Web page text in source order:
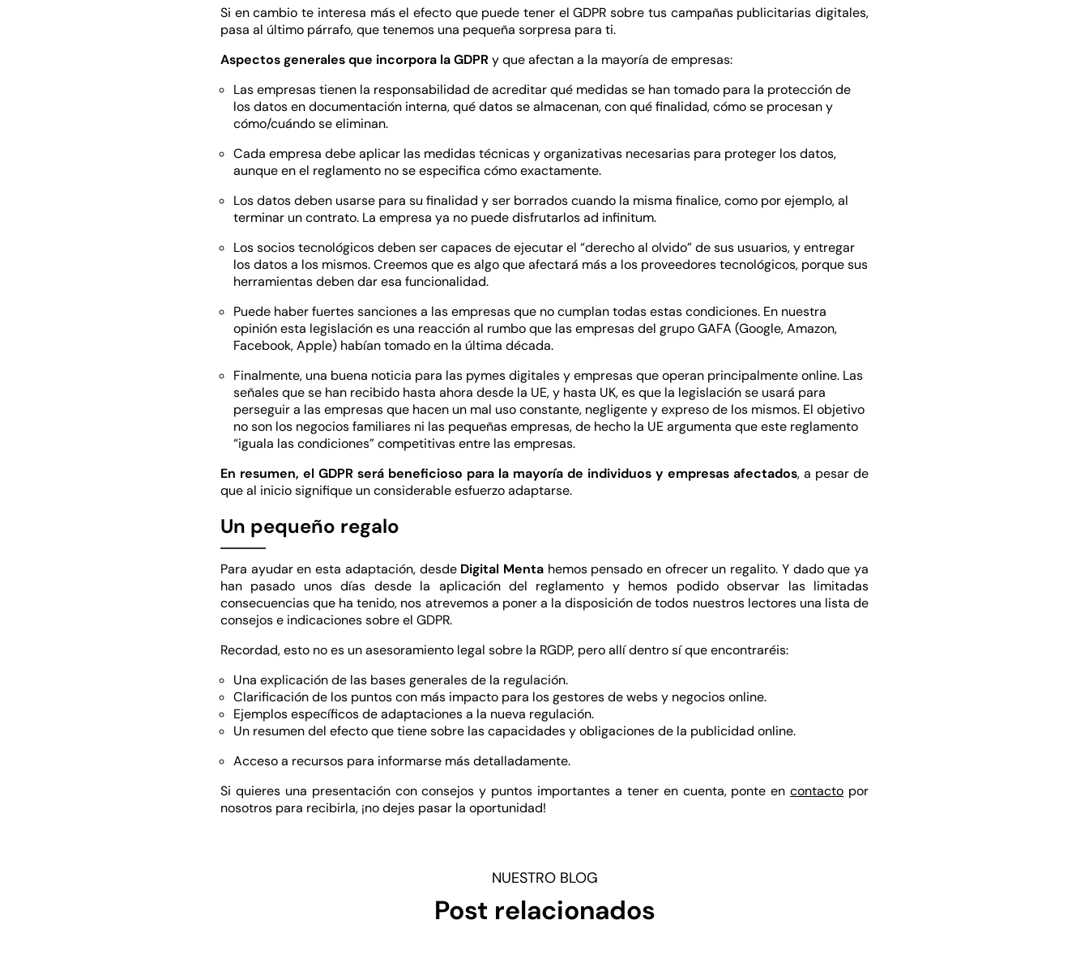
Si en cambio te interesa más el efecto que puede tener el GDPR sobre tus campañas publicitarias digitales,
pasa al último párrafo, que tenemos una pequeña sorpresa para ti.
Aspectos generales que incorpora la GDPRy que afectan a la mayoría de empresas:
Las empresas tienen la responsabilidad de acreditar qué medidas se han tomado para la protección de
los datos en documentación interna, qué datos se almacenan, con qué finalidad, cómo se procesan y
cómo/cuándo se eliminan.
Cada empresa debe aplicar las medidas técnicas y organizativas necesarias para proteger los datos,
aunque en el reglamento no se especifica cómo exactamente.
Los datos deben usarse para su finalidad y ser borrados cuando la misma finalice, como por ejemplo, al
terminar un contrato. La empresa ya no puede disfrutarlos ad infinitum.
Los socios tecnológicos deben ser capaces de ejecutar el “derecho al olvido” de sus usuarios, y entregar
los datos a los mismos. Creemos que es algo que afectará más a los proveedores tecnológicos, porque sus
herramientas deben dar esa funcionalidad.
Puede haber fuertes sanciones a las empresas que no cumplan todas estas condiciones. En nuestra
opinión esta legislación es una reacción al rumbo que las empresas del grupo GAFA (Google, Amazon,
Facebook, Apple) habían tomado en la última década.
Finalmente, una buena noticia para las pymes digitales y empresas que operan principalmente online. Las
señales que se han recibido hasta ahora desde la UE, y hasta UK, es que la legislación se usará para
perseguir a las empresas que hacen un mal uso constante, negligente y expreso de los mismos. El objetivo
no son los negocios familiares ni las pequeñas empresas, de hecho la UE argumenta que este reglamento
“iguala las condiciones” competitivas entre las empresas.
En resumen, el GDPR será beneficioso para la mayoría de individuos y empresas afectados, a pesar de
que al inicio signifique un considerable esfuerzo adaptarse.
Un pequeño regalo
Para ayudar en esta adaptación, desde Digital Mentahemos pensado en ofrecer un regalito. Y dado que ya
han pasado unos días desde la aplicación del reglamento y hemos podido observar las limitadas
consecuencias que ha tenido, nos atrevemos a poner a la disposición de todos nuestros lectores una lista de
consejos e indicaciones sobre el GDPR.
Recordad, esto no es un asesoramiento legal sobre la RGDP, pero allí dentro sí que encontraréis:
Una explicación de las bases generales de la regulación.
Clarificación de los puntos con más impacto para los gestores de webs y negocios online.
Ejemplos específicos de adaptaciones a la nueva regulación.
Un resumen del efecto que tiene sobre las capacidades y obligaciones de la publicidad online.
Acceso a recursos para informarse más detalladamente.
Si quieres una presentación con consejos y puntos importantes a tener en cuenta, ponte encontacto por
nosotros para recibirla, ¡no dejes pasar la oportunidad!
NUESTRO BLOG
Post relacionados